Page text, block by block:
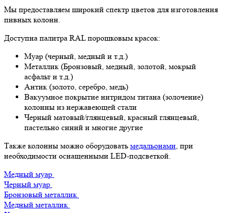
Мы предоставляем широкий спектр цветов для изготовления
пивных колонн.
Доступна палитра RAL порошковым красок:
Муар (черный, медный и т.д.)
Металлик (Бронзовый, медный, золотой, мокрый
асфальт и т.д.)
Антик (золото, серебро, медь)
Вакуумное покрытие нитридом титана (золочение)
колонны из нержавеющей стали
Черный матовый/глянцевый, красный глянцевый,
пастельно синий и многие другие
Также колонны можно оборудовать медальонами, при
необходимости оснащенными LED-подсветкой.
Медный муар
Черный муар
Бронзовый металлик
Медный металлик